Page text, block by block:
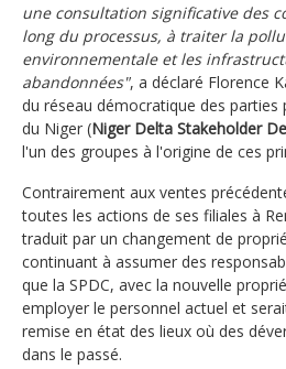
une consultation significative des
long du processus, à traiter la
environnementale et les
abandonnées", a déclaré Florence
du réseau démocratique des parties
du Niger (Niger Delta Stakeholder
l'un des groupes à l'origine de ces
Contrairement aux ventes
toutes les actions de ses filiales à
traduit par un changement de
continuant à assumer des
que la SPDC, avec la nouvelle
employer le personnel actuel et
remise en état des lieux où des
dans le passé.